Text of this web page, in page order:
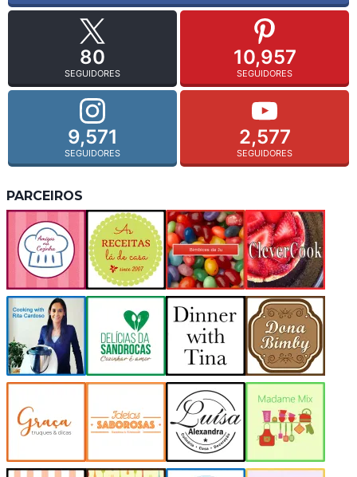
80
SEGUIDORES
10,957
SEGUIDORES
9,571
SEGUIDORES
2,577
SEGUIDORES
PARCEIROS